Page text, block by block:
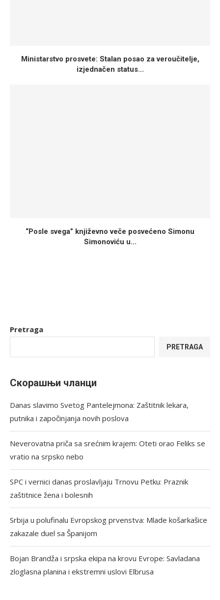
Ministarstvo prosvete: Stalan posao za veroučitelje,
izjednačen status...
“Posle svega” književno veče posvećeno Simonu
Simonoviću u...
Pretraga
PRETRAGA
Скорашњи чланци
Danas slavimo Svetog Pantelejmona: Zaštitnik lekara,
putnika i započinjanja novih poslova
Neverovatna priča sa srećnim krajem: Oteti orao Feliks se
vratio na srpsko nebo
SPC i vernici danas proslavljaju Trnovu Petku: Praznik
zaštitnice žena i bolesnih
Srbija u polufinalu Evropskog prvenstva: Mlade košarkašice
zakazale duel sa Španijom
Bojan Brandža i srpska ekipa na krovu Evrope: Savladana
zloglasna planina i ekstremni uslovi Elbrusa